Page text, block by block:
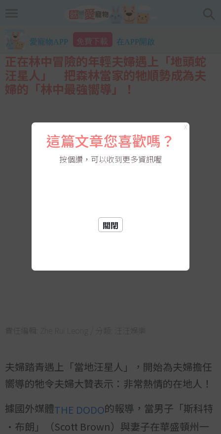
愛寵物APP 免費下載 在APP開啟
正在林中冒險的年輕夫婦遇上「地頭蛇
汪星人」 把森林當家的牠順勢成為夫
婦的「林中最強嚮導」！
責任編輯: Zhe Rui Leong / 分類: 汪汪娛樂
夫婦踏青遇上「當地汪星人」，開始為夫婦擔任
嚮導的牠令夫婦大贊表示：非常熱情的在地人！
據國外媒體THE DODO的報導，當男子「斯科特
·布朗」（Scott Brown）與妻子在華盛頓州一
X
這篇文章您喜歡嗎？
按個讚，可以收到更多資訊喔
關閉